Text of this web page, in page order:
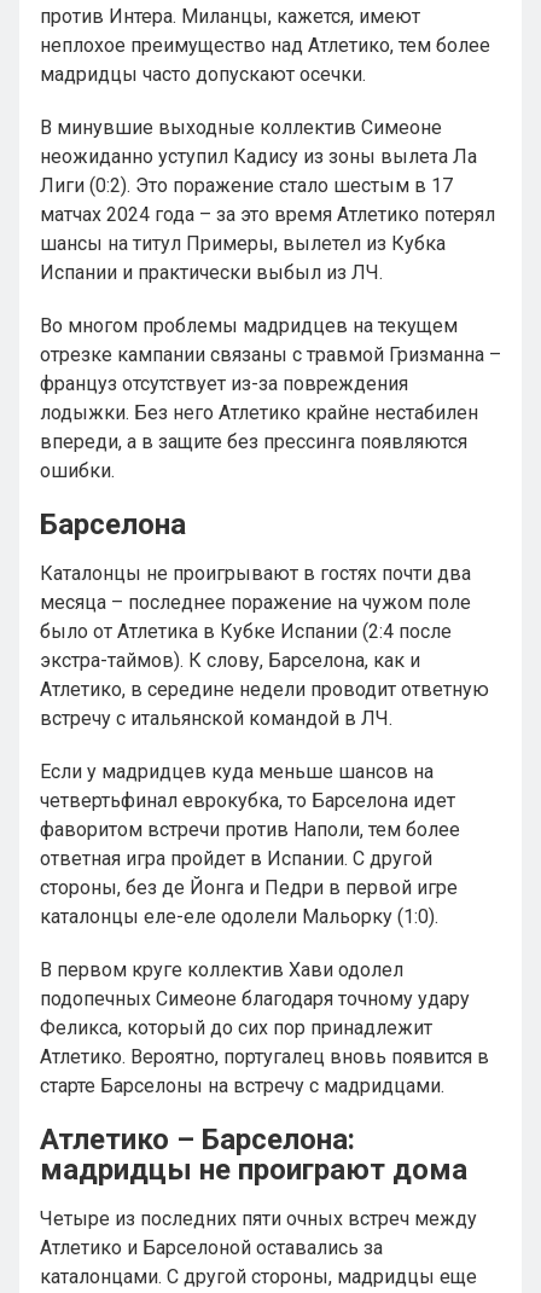
против Интера. Миланцы, кажется, имеют
неплохое преимущество над Атлетико, тем более
мадридцы часто допускают осечки.
В минувшие выходные коллектив Симеоне
неожиданно уступил Кадису из зоны вылета Ла
Лиги (0:2). Это поражение стало шестым в 17
матчах 2024 года – за это время Атлетико потерял
шансы на титул Примеры, вылетел из Кубка
Испании и практически выбыл из ЛЧ.
Во многом проблемы мадридцев на текущем
отрезке кампании связаны с травмой Гризманна –
француз отсутствует из-за повреждения
лодыжки. Без него Атлетико крайне нестабилен
впереди, а в защите без прессинга появляются
ошибки.
Барселона
Каталонцы не проигрывают в гостях почти два
месяца – последнее поражение на чужом поле
было от Атлетика в Кубке Испании (2:4 после
экстра-таймов). К слову, Барселона, как и
Атлетико, в середине недели проводит ответную
встречу с итальянской командой в ЛЧ.
Если у мадридцев куда меньше шансов на
четвертьфинал еврокубка, то Барселона идет
фаворитом встречи против Наполи, тем более
ответная игра пройдет в Испании. С другой
стороны, без де Йонга и Педри в первой игре
каталонцы еле-еле одолели Мальорку (1:0).
В первом круге коллектив Хави одолел
подопечных Симеоне благодаря точному удару
Феликса, который до сих пор принадлежит
Атлетико. Вероятно, португалец вновь появится в
старте Барселоны на встречу с мадридцами.
Атлетико – Барселона:
мадридцы не проиграют дома
Четыре из последних пяти очных встреч между
Атлетико и Барселоной оставались за
каталонцами. С другой стороны, мадридцы еще